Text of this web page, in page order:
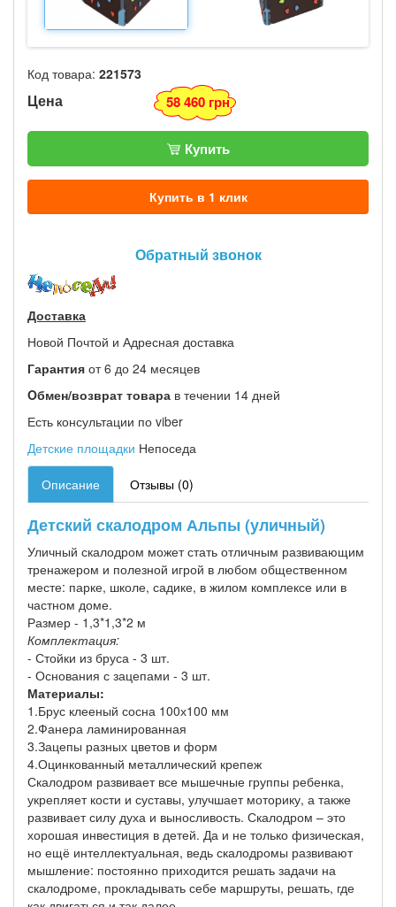
Код товара: 221573
Цена 58 460 грн
Купить
Купить в 1 клик
Обратный звонок
Доставка
Новой Почтой и Адресная доставка
Гарантия от 6 до 24 месяцев
Oбмен/возврат товара в течении 14 дней
Есть консультации по viber
Детские площадки Непоседа
Описание Отзывы (0)
Детский скалодром Альпы (уличный)
Уличный скалодром может стать отличным развивающим
тренажером и полезной игрой в любом общественном
месте: парке, школе, садике, в жилом комплексе или в
частном доме.
Размер - 1,3*1,3*2 м
Комплектация:
- Стойки из бруса - 3 шт.
- Основания с зацепами - 3 шт.
Материалы:
1.Брус клееный сосна 100х100 мм
2.Фанера ламинированная
3.Зацепы разных цветов и форм
4.Оцинкованный металлический крепеж
Скалодром развивает все мышечные группы ребенка,
укрепляет кости и суставы, улучшает моторику, а также
развивает силу духа и выносливость. Скалодром – это
хорошая инвестиция в детей. Да и не только физическая,
но ещё интеллектуальная, ведь скалодромы развивают
мышление: постоянно приходится решать задачи на
скалодроме, прокладывать себе маршруты, решать, где